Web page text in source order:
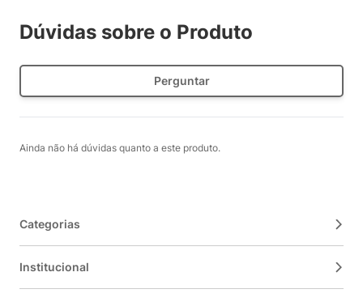
Dúvidas sobre o Produto
Perguntar
Ainda não há dúvidas quanto a este produto.
Categorias
Institucional